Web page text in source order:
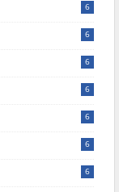
6
6
6
6
6
6
6